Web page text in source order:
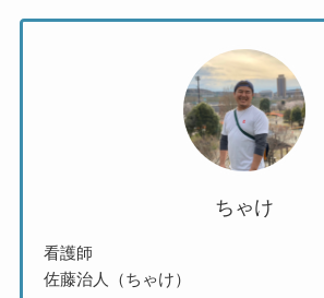
ちゃけ
看護師
佐藤治人（ちゃけ）